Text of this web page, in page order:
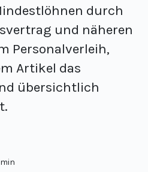
durch
und näheren
Personalverleih,
Artikel das
übersichtlich